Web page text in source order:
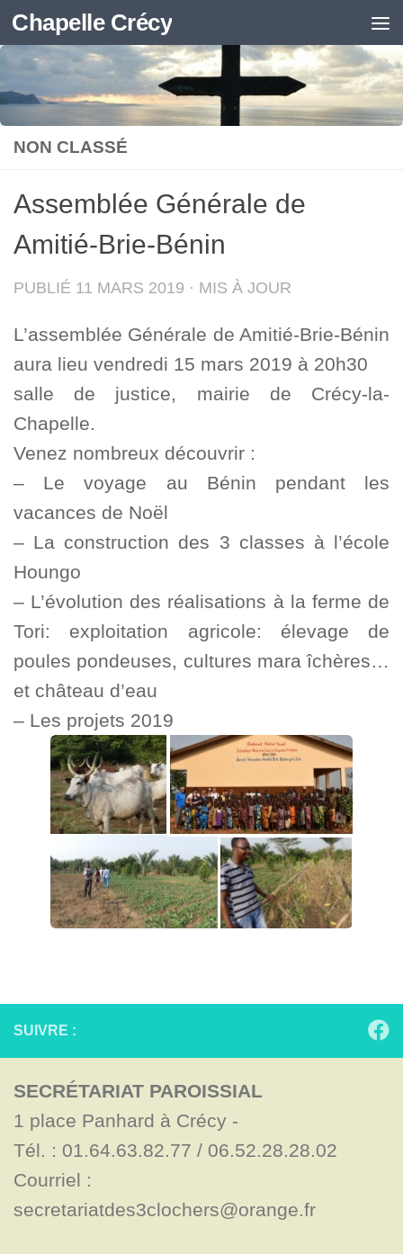
Skip to content
Chapelle Crécy
NON CLASSÉ
Assemblée Générale de
Amitié-Brie-Bénin
PUBLIÉ 11 MARS 2019 · MIS À JOUR
L’assemblée Générale de Amitié-Brie-Bénin
aura lieu vendredi 15 mars 2019 à 20h30
salle de justice, mairie de Crécy-la-
Chapelle.
Venez nombreux découvrir :
– Le voyage au Bénin pendant les
vacances de Noël
– La construction des 3 classes à l’école
Houngo
– L’évolution des réalisations à la ferme de
Tori: exploitation agricole: élevage de
poules pondeuses, cultures mara îchères…
et château d’eau
– Les projets 2019
SUIVRE :
SECRÉTARIAT PAROISSIAL
1 place Panhard à Crécy -
Tél. : 01.64.63.82.77 / 06.52.28.28.02
Courriel :
secretariatdes3clochers@orange.fr